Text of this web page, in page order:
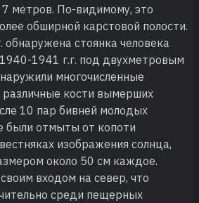
метров. По-видимому, это
обширной карстовой полости.
стоянка человека
1941 г.г. под двухметровым
многочисленные
кости вымерших
10 пар бивней молодых
были отмыты от копоти
изображения солнца,
около 50 см каждое.
входом на север, что
среди пещерных